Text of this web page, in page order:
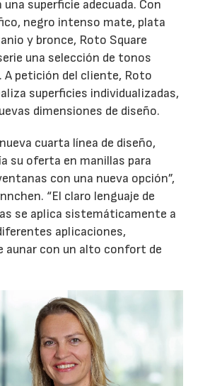
superficie adecuada. Con
negro intenso mate, plata
y bronce, Roto Square
una selección de tonos
petición del cliente, Roto
superficies individualizadas,
dimensiones de diseño.
cuarta línea de diseño,
su oferta en manillas para
con una nueva opción”,
“El claro lenguaje de
se aplica sistemáticamente a
aplicaciones,
aunar con un alto confort de